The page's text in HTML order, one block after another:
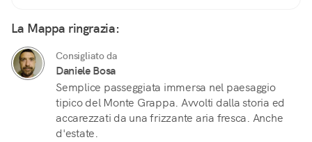
La Mappa ringrazia:
Consigliato da
Daniele Bosa
Semplice passeggiata immersa nel paesaggio
tipico del Monte Grappa. Avvolti dalla storia ed
accarezzati da una frizzante aria fresca. Anche
d'estate.